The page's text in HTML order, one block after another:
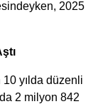
2025
yılda düzenli
2 milyon 842